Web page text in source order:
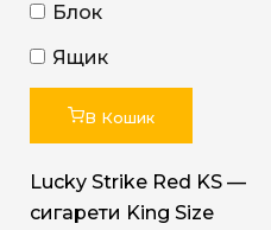
Блок
Ящик
В Кошик
Lucky Strike Red KS —
сигарети King Size